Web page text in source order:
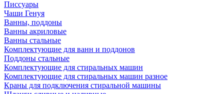
Писсуары
Чаши Генуя
Ванны, поддоны
Ванны акриловые
Ванны стальные
Комплектующие для ванн и поддонов
Поддоны стальные
Комплектующие для стиральных машин
Комплектующие для стиральных машин разное
Краны для подключения стиральной машины